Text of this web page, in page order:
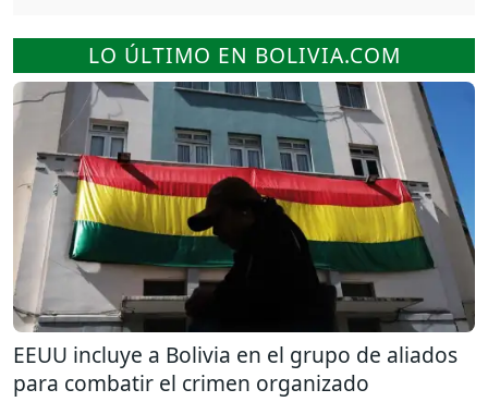
LO ÚLTIMO EN BOLIVIA.COM
EEUU incluye a Bolivia en el grupo de aliados
para combatir el crimen organizado